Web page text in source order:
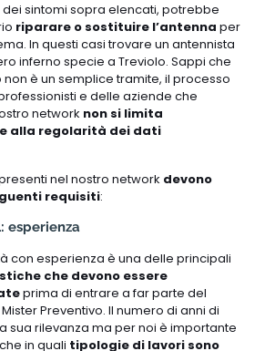
dei sintomi sopra elencati, potrebbe
riparare o sostituire l’antenna per
In questi casi trovare un antennista
inferno specie a Treviolo. Sappi che
non è un semplice tramite, il processo
e delle aziende che
network non si limita
alla regolarità dei dati
nel nostro network devono
requisiti:
esperienza
con esperienza è una delle principali
che devono essere
prima di entrare a far parte del
Preventivo. Il numero di anni di
sua rilevanza ma per noi è importante
in quali tipologie di lavori sono